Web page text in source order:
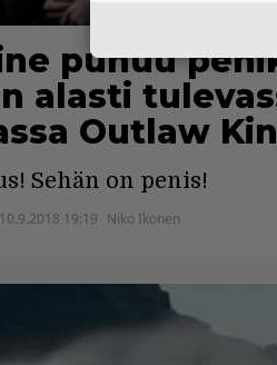
puhuu
alasti
Outlaw
Sehän on penis!
10.9.2018 19:19 Niko Ikonen